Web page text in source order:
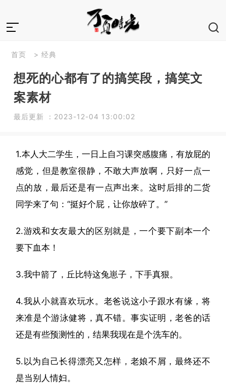
首页 > 经典
想死的心都有了的搞笑段，搞笑文
案素材
最后更新 ：2023-12-04 13:00:02
1.本人大二学生，一日上自习课突感腹痛，有放屁的
感觉，但是教室很静，不敢大声放啊，只好一点一
点的放，最后还是有一点声出来。这时后排的二货
同学来了句：“挺好个屁，让你放碎了。”
2.游戏和女友最大的区别就是，一个要下副本一个
要下血本！
3.我中箭了，丘比特这兔崽子，下手真狠。
4.我从小就喜欢玩水。老爸说这小子跟水有缘，将
来准是个游泳健将，真不错。事实证明，老爸的话
还是有些预测性的，结果我现在是个洗车的。
5.以为自己长得漂亮又怎样，老娘不屑，最终还不
是当别人情妇。